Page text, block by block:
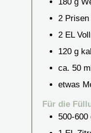
2 Prisen
2 EL
120 g
ca. 50
etwas
Für die
500-600